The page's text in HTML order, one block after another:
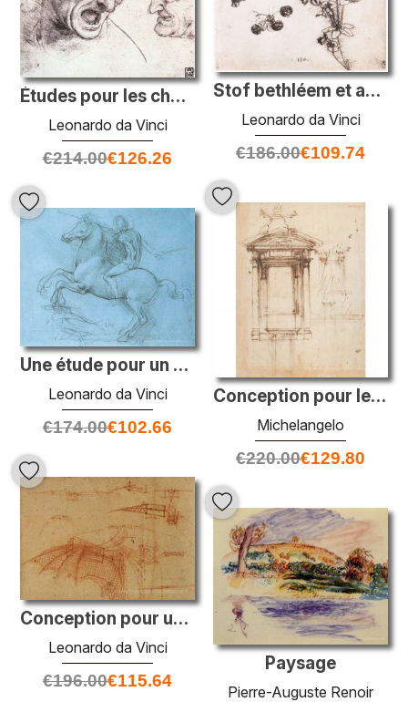
Stof bethléem et autres plantes
Leonardo da Vinci
€186.00€109.74
Études pour les chefs de deux soldats dans «La bataille d'Anghia
Leonardo da Vinci
€214.00€126.26
Conception pour les portes de la bibliothèque laurentienne et un
Michelangelo
€220.00€129.80
Une étude pour un monument équestre
Leonardo da Vinci
€174.00€102.66
Conception pour une machine volante
Leonardo da Vinci
€196.00€115.64
Paysage
Pierre-Auguste Renoir